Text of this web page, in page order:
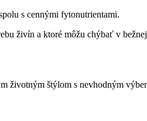
s cennými fytonutrientami.
živín a ktoré môžu chýbať v
životným štýlom s nevhodným